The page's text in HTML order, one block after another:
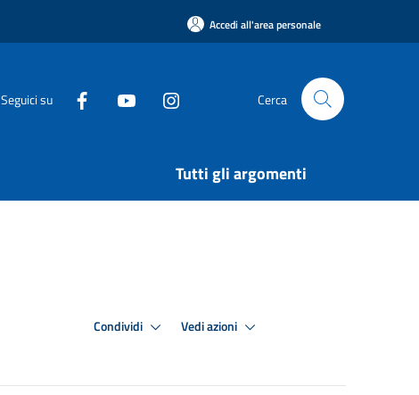
Accedi all'area personale
Seguici su Cerca
Tutti gli argomenti
Condividi Vedi azioni